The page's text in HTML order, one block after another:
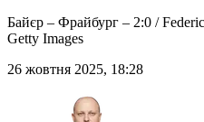
Байєр – Фрайбург – 2:0 /
Getty Images
26 жовтня 2025, 18:28